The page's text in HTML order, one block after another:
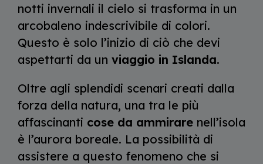
notti invernali il cielo si trasforma in un
arcobaleno indescrivibile di colori.
Questo è solo l’inizio di ciò che devi
aspettarti da un viaggio in Islanda.
Oltre agli splendidi scenari creati dalla
forza della natura, una tra le più
affascinanti cose da ammirarenell’isola
è l’aurora boreale. La possibilità di
assistere a questo fenomeno che si